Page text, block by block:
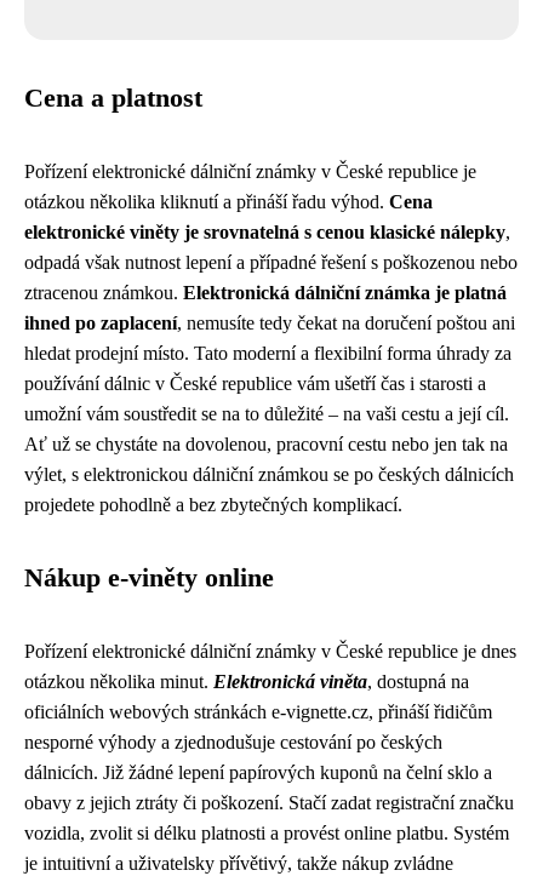
Cena a platnost
Pořízení elektronické dálniční známky v České republice je
otázkou několika kliknutí a přináší řadu výhod. Cena
elektronické viněty je srovnatelná s cenou klasické nálepky,
odpadá však nutnost lepení a případné řešení s poškozenou nebo
ztracenou známkou. Elektronická dálniční známka je platná
ihned po zaplacení, nemusíte tedy čekat na doručení poštou ani
hledat prodejní místo. Tato moderní a flexibilní forma úhrady za
používání dálnic v České republice vám ušetří čas i starosti a
umožní vám soustředit se na to důležité – na vaši cestu a její cíl.
Ať už se chystáte na dovolenou, pracovní cestu nebo jen tak na
výlet, s elektronickou dálniční známkou se po českých dálnicích
projedete pohodlně a bez zbytečných komplikací.
Nákup e-viněty online
Pořízení elektronické dálniční známky v České republice je dnes
otázkou několika minut. Elektronická viněta, dostupná na
oficiálních webových stránkách e-vignette.cz, přináší řidičům
nesporné výhody a zjednodušuje cestování po českých
dálnicích. Již žádné lepení papírových kuponů na čelní sklo a
obavy z jejich ztráty či poškození. Stačí zadat registrační značku
vozidla, zvolit si délku platnosti a provést online platbu. Systém
je intuitivní a uživatelsky přívětivý, takže nákup zvládne